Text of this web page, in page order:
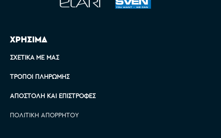
ΧΡΗΣΙΜΑ
ΣΧΕΤΙΚΆ ΜΕ ΜΑΣ
ΤΡΌΠΟΙ ΠΛΗΡΩΜΉΣ
ΑΠΟΣΤΟΛΉ ΚΑΙ ΕΠΙΣΤΡΟΦΈΣ
ΠΟΛΙΤΙΚΉ ΑΠΟΡΡΉΤΟΥ